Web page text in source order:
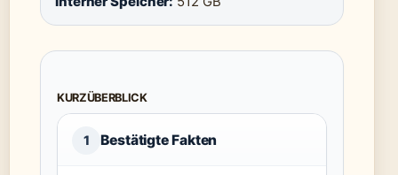
KURZÜBERBLICK
1 Bestätigte Fakten